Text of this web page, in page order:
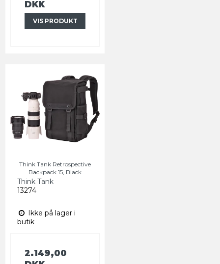
DKK
VIS PRODUKT
Think Tank Retrospective
Backpack 15, Black
Think Tank
13274
Ikke på lager i
butik
2.149,00